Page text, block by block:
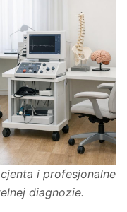
i profesjonalne
diagnozie.